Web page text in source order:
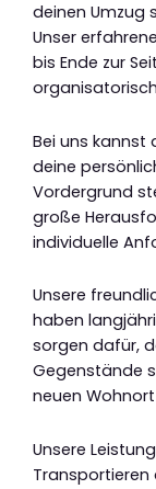
deinen Umzug
Unser
bis Ende zur
Bei uns kannst
deine
Vordergrund
große
individuelle
Unsere
haben
sorgen dafür,
Gegenstände
neuen
Unsere
Transportieren